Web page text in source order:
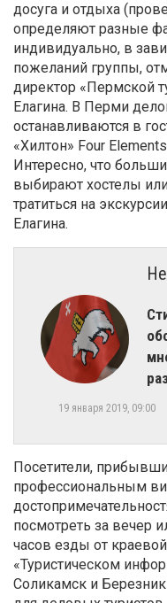
досуга и отдыха
определяют разные
индивидуально, в
пожеланий группы,
директор «Пермской
Елагина. В Перми
останавливаются в
«Хилтон» Four
Интересно, что
выбирают хостелы
тратиться на
Елагина.
19 января 2019, 09:00
Посетители,
профессиональным
посмотреть за вечер
часов езды от
«Туристическом
Соликамск и